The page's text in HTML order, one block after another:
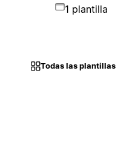
1 plantilla
Todas las plantillas